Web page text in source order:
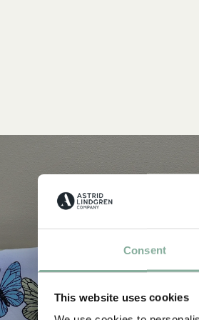
Consent
This website uses cookies